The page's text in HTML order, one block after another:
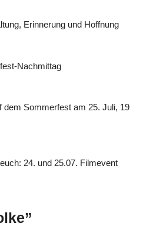
Erinnerung und Hoffnung
Nachmittag
dem Sommerfest am 25. Juli, 19
24. und 25.07. Filmevent